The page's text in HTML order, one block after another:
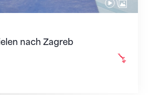
nach Zagreb